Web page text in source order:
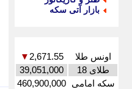
بازار آتی سکه
اونس طلا 2,671.55
▼
طلای 18
39,051,000
سکه امامی 460,900,000